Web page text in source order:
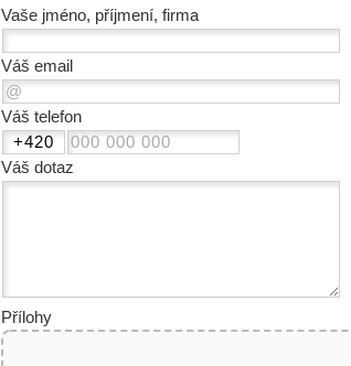
Vaše jméno, příjmení, firma
Váš email
Váš telefon
Váš dotaz
Přílohy